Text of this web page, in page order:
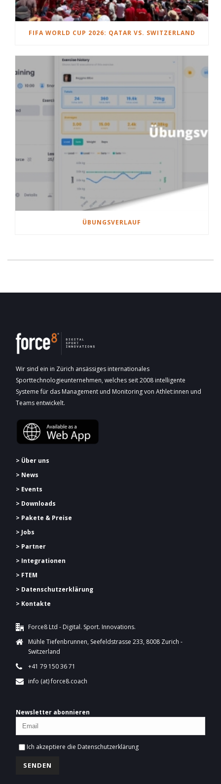
FIFA WORLD CUP 2026: QATAR VS. SWITZERLAND
ÜBUNGSVERLAUF
Wir sind ein in Zürich ansässiges internationales
Sporttechnologieunternehmen, welches seit 2008 intelligente
Systeme für das Management und Monitoring von Athlet:innen und
Teams entwickelt.
> Über uns
> News
> Events
> Downloads
> Pakete & Preise
> Jobs
> Partner
> Integrationen
> FTEM
> Datenschutzerklärung
> Kontakte
Force8 Ltd - Digital. Sport. Innovations.
Mühle Tiefenbrunnen, Seefeldstrasse 233, 8008 Zurich -
Switzerland
+41 79 150 36 71
info (at) force8.coach
Newsletter abonnieren
Ich akzeptiere die Datenschutzerklärung